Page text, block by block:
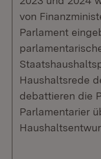
von
Parlament
Haushaltsrede
debattieren die
Parlamentarier